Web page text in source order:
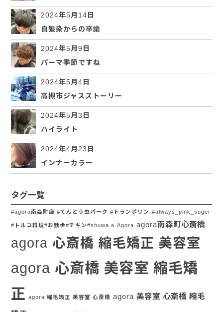
2024年5月14日
白髪染からの卒論
2024年5月9日
パーマ季節ですね
2024年5月4日
高槻市ジャスストーリー
2024年5月3日
ハイライト
2024年4月23日
インナーカラー
タグ一覧
#agora南森町店 #てんとう虫パーク #トランポリン #always_pink_suger
#トルコ料理#お散歩#チキン#shuwa a Agora agora南森町心斎橋
agora 心斎橋 縮毛矯正 美容室
agora 心斎橋 美容室 縮毛矯
正 agora 縮毛矯正 美容室 心斎橋 agora 美容室 心斎橋 縮毛